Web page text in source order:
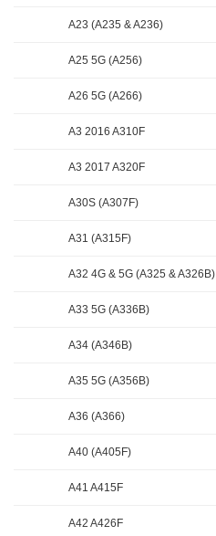
A23 (A235 & A236)
A25 5G (A256)
A26 5G (A266)
A3 2016 A310F
A3 2017 A320F
A30S (A307F)
A31 (A315F)
A32 4G & 5G (A325 & A326B)
A33 5G (A336B)
A34 (A346B)
A35 5G (A356B)
A36 (A366)
A40 (A405F)
A41 A415F
A42 A426F